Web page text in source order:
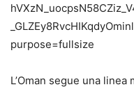
L’Oman segue una